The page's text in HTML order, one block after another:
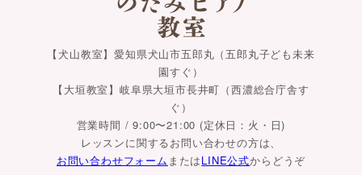
【犬山教室】愛知県犬山市五郎丸（五郎丸子ども未来
園すぐ）
【大垣教室】岐阜県大垣市長井町（西濃総合庁舎す
ぐ）
営業時間 / 9:00〜21:00 (定休日：火・日)
レッスンに関するお問い合わせの方は、
お問い合わせフォーム またはLINE公式からどうぞ